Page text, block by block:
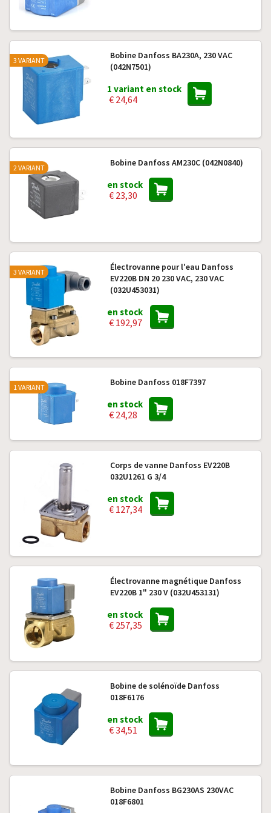
Bobine Danfoss BA230A, 230 VAC
(042N7501)
1 variant en stock
€ 24,64
3 VARIANT
Bobine Danfoss AM230C (042N0840)
en stock
€ 23,30
2 VARIANT
Électrovanne pour l'eau Danfoss
EV220B DN 20 230 VAC, 230 VAC
(032U453031)
en stock
€ 192,97
3 VARIANT
Bobine Danfoss 018F7397
en stock
€ 24,28
1 VARIANT
Corps de vanne Danfoss EV220B
032U1261 G 3/4
en stock
€ 127,34
Électrovanne magnétique Danfoss
EV220B 1" 230 V (032U453131)
en stock
€ 257,35
Bobine de solénoïde Danfoss
018F6176
en stock
€ 34,51
Bobine Danfoss BG230AS 230VAC
018F6801